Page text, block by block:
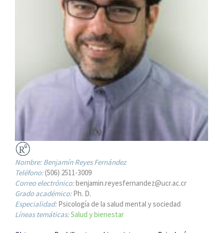
Nombre:Benjamín Reyes Fernández
Teléfono:(506) 2511-3009
Correo electrónico:benjamin.reyesfernandez@ucr.ac.cr
Grado académico:Ph. D.
Especialidad:Psicología de la salud mental y sociedad
Líneas temáticas:Salud y bienestar